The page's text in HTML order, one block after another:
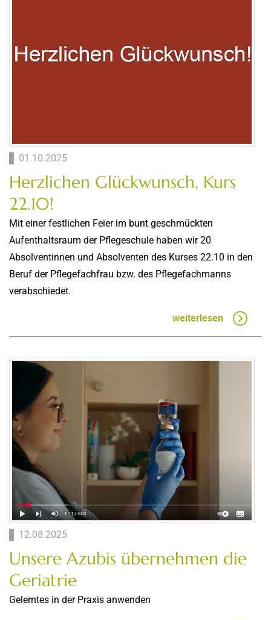
01.10.2025
Herzlichen Glückwunsch, Kurs
22.10!
Mit einer festlichen Feier im bunt geschmückten
Aufenthaltsraum der Pflegeschule haben wir 20
Absolventinnen und Absolventen des Kurses 22.10 in den
Beruf der Pflegefachfrau bzw. des Pflegefachmanns
verabschiedet.
weiterlesen
12.08.2025
Unsere Azubis übernehmen die
Geriatrie
Gelerntes in der Praxis anwenden